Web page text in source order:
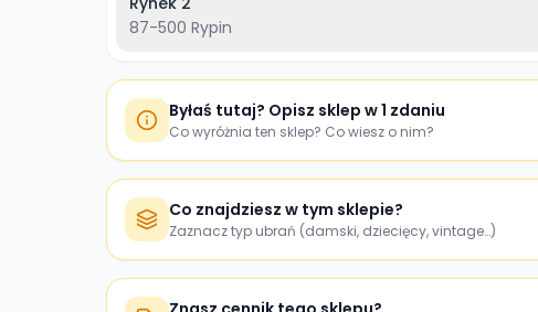
87-500 Rypin
Byłaś tutaj? Opisz sklep w 1 zdaniu
Co wyróżnia ten sklep? Co wiesz o nim?
Co znajdziesz w tym sklepie?
Zaznacz typ ubrań (damski, dziecięcy, vintage…)